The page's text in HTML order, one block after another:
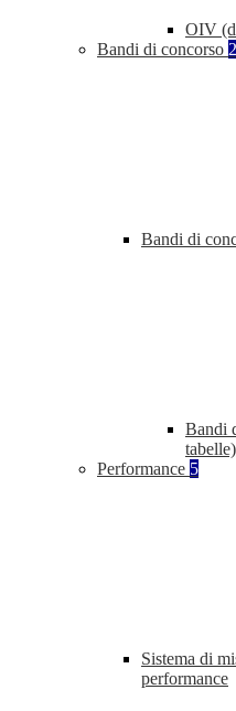
OIV
Bandi di concorso 2
Bandi di
Bandi
tabelle)
Performance 5
Sistema di
performance